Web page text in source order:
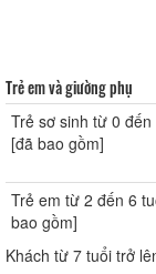
Trẻ em và giường phụ
Trẻ sơ sinh từ 0 đến
[đã bao gồm]
Trẻ em từ 2 đến 6
bao gồm]
Khách từ 7 tuổi trở